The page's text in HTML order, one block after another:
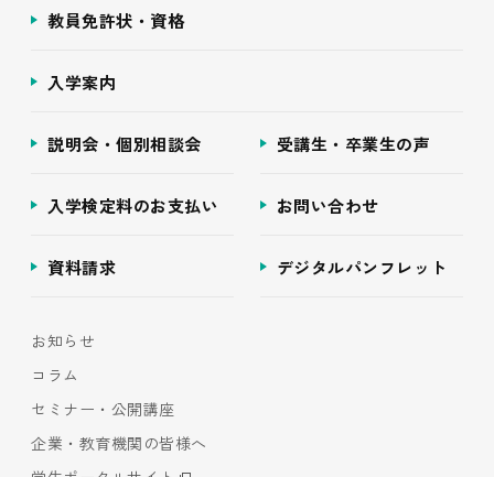
教員免許状・資格
入学案内
説明会・個別相談会 受講生・卒業生の声
入学検定料のお支払い お問い合わせ
資料請求 デジタルパンフレット
お知らせ
コラム
セミナー・公開講座
企業・教育機関の皆様へ